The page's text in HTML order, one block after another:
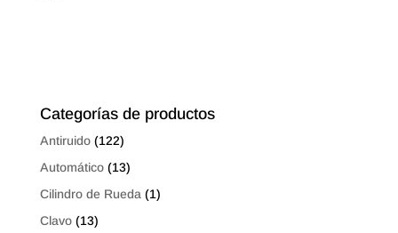
$22.40
Categorías de productos
Antiruido (122)
Automático (13)
Cilindro de Rueda (1)
Clavo (13)